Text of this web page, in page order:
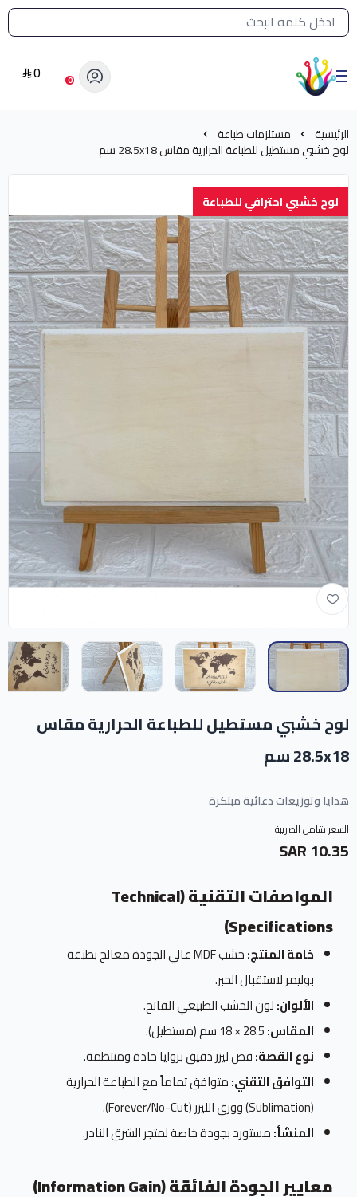
القائمة الرئيسية لمتجر الشرق النادر
الشرق النادر بيع مستلزمات طباعة حرارية 0
0
الرئيسية مستلزمات طباعة
لوح خشبي مستطيل للطباعة الحرارية مقاس 28.5x18 سم
لوح خشبي احترافي للطباعة
لوح خشبي مستطيل للطباعة الحرارية مقاس
28.5x18 سم
هدايا وتوزيعات دعائية مبتكرة
السعر شامل الضريبة
10.35 SAR
المواصفات التقنية (Technical
Specifications)
خامة المنتج:
خشب MDF عالي الجودة معالج بطبقة
بوليمر لاستقبال الحبر.
الألوان:لون الخشب الطبيعي الفاتح.
المقاس:
نوع القصة:قص ليزر دقيق بزوايا حادة ومنتظمة.
التوافق التقني:متوافق تماماً مع الطباعة الحرارية
(Sublimation) وورق الليزر (Forever/No-Cut).
المنشأ:مستورد بجودة خاصة لمتجر الشرق النادر.
معايير الجودة الفائقة (Information Gain)